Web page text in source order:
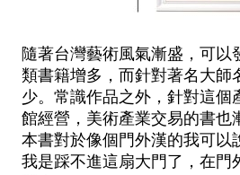
隨著台灣藝術風氣漸盛，可以
類書籍增多，而針對著名大師
少。常識作品之外，針對這個
館經營，美術產業交易的書也
本書對於像個門外漢的我可以
我是踩不進這扇大門了，在門